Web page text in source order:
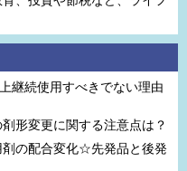
継続使用すべきでない理由
形変更に関する注意点は？
剤の配合変化☆先発品と後発